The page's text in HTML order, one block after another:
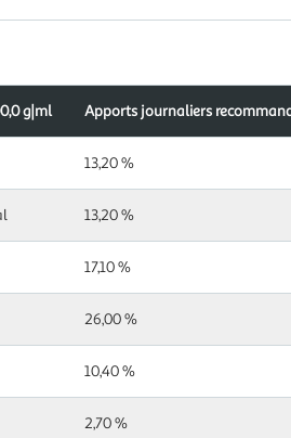
g|ml Apports journaliers
13,20 %
13,20 %
17,10 %
26,00 %
10,40 %
2,70 %